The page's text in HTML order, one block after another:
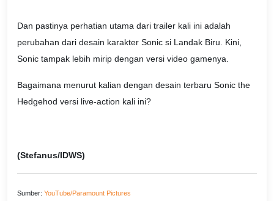
Dan pastinya perhatian utama dari trailer kali ini adalah
perubahan dari desain karakter Sonic si Landak Biru. Kini,
Sonic tampak lebih mirip dengan versi video gamenya.
Bagaimana menurut kalian dengan desain terbaru Sonic the
Hedgehod versi live-action kali ini?
(Stefanus/IDWS)
Sumber: YouTube/Paramount Pictures